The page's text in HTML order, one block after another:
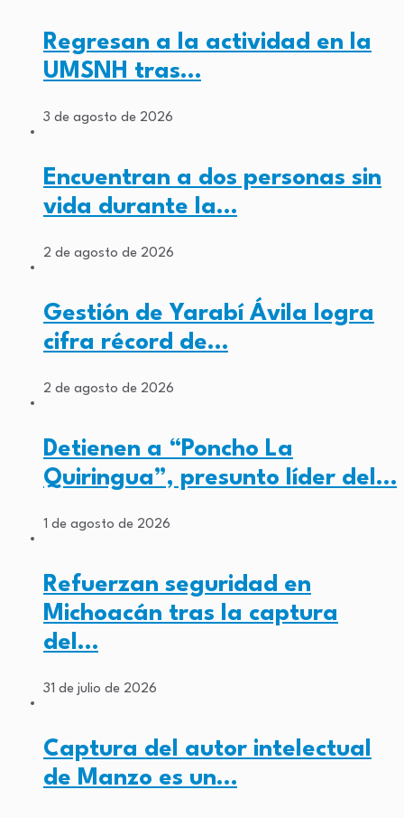
Regresan a la actividad en la
UMSNH tras…
3 de agosto de 2026
Encuentran a dos personas sin
vida durante la…
2 de agosto de 2026
Gestión de Yarabí Ávila logra
cifra récord de…
2 de agosto de 2026
Detienen a “Poncho La
Quiringua”, presunto líder del…
1 de agosto de 2026
Refuerzan seguridad en
Michoacán tras la captura
del…
31 de julio de 2026
Captura del autor intelectual
de Manzo es un…